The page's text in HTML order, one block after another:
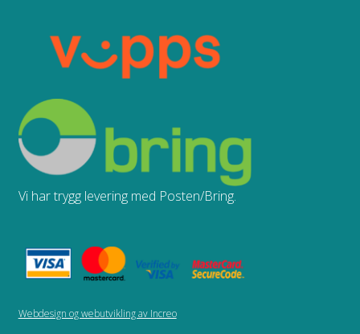
Vi har trygg levering med Posten/Bring.
Webdesign og webutvikling av Increo